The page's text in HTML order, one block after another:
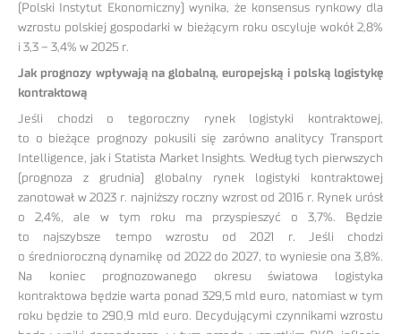
(Polski Instytut Ekonomiczny) wynika, że konsensus rynkowy dla
wzrostu polskiej gospodarki w bieżącym roku oscyluje wokół 2,8%
i 3,3 – 3,4% w 2025 r.
Jak prognozy wpływają na globalną, europejską i polską logistykę
kontraktową
Jeśli chodzi o tegoroczny rynek logistyki kontraktowej,
to o bieżące prognozy pokusili się zarówno analitycy Transport
Intelligence, jak i Statista Market Insights. Według tych pierwszych
(prognoza z grudnia) globalny rynek logistyki kontraktowej
zanotował w 2023 r. najniższy roczny wzrost od 2016 r. Rynek urósł
o 2,4%, ale w tym roku ma przyspieszyć o 3,7%. Będzie
to najszybsze tempo wzrostu od 2021 r. Jeśli chodzi
o średnioroczną dynamikę od 2022 do 2027, to wyniesie ona 3,8%.
Na koniec prognozowanego okresu światowa logistyka
kontraktowa będzie warta ponad 329,5 mld euro, natomiast w tym
roku będzie to 290,9 mld euro. Decydującymi czynnikami wzrostu